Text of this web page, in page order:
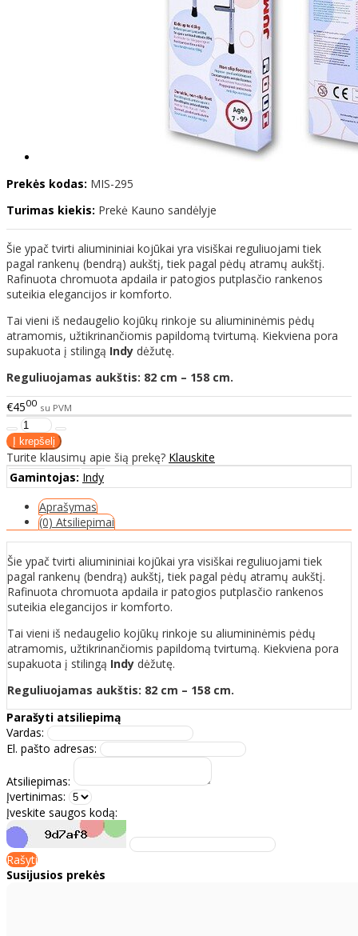
Prekės kodas: MIS-295
Turimas kiekis: Prekė Kauno sandėlyje
Šie ypač tvirti aliumininiai kojūkai yra visiškai reguliuojami tiek
pagal rankenų (bendrą) aukštį, tiek pagal pėdų atramų aukštį.
Rafinuota chromuota apdaila ir patogios putplasčio rankenos
suteikia elegancijos ir komforto.
Tai vieni iš nedaugelio kojūkų rinkoje su aliumininėmis pėdų
atramomis, užtikrinančiomis papildomą tvirtumą. Kiekviena pora
supakuota į stilingą Indy dėžutę.
Reguliuojamas aukštis: 82 cm – 158 cm.
€4500 su PVM
Turite klausimų apie šią prekę? Klauskite
Gamintojas: Indy
Aprašymas
(0) Atsiliepimai
Šie ypač tvirti aliumininiai kojūkai yra visiškai reguliuojami tiek
pagal rankenų (bendrą) aukštį, tiek pagal pėdų atramų aukštį.
Rafinuota chromuota apdaila ir patogios putplasčio rankenos
suteikia elegancijos ir komforto.
Tai vieni iš nedaugelio kojūkų rinkoje su aliumininėmis pėdų
atramomis, užtikrinančiomis papildomą tvirtumą. Kiekviena pora
supakuota į stilingą Indy dėžutę.
Reguliuojamas aukštis: 82 cm – 158 cm.
Parašyti atsiliepimą
Vardas:
El. pašto adresas:
Atsiliepimas:
Įvertinimas:
Įveskite saugos kodą:
Rašyti
Susijusios prekės